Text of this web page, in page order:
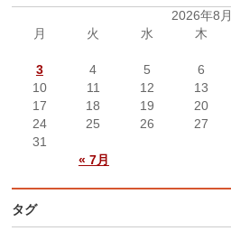
2026年8月
月
火 水 木
« 7月
3
4 5 6
10
11 12 13
17
18 19 20
24
25 26 27
31
タグ